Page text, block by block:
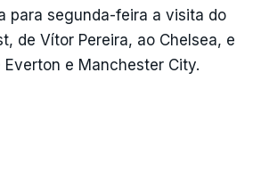
para segunda-feira a visita do
de Vítor Pereira, ao Chelsea, e
e Manchester City.